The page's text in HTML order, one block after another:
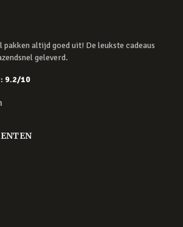
pakken altijd goed uit! De leukste cadeaus
geleverd.
: 9.2/10